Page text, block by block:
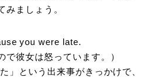
みましょう。
you were late.
彼女は怒っています。）
という出来事がきっかけで、